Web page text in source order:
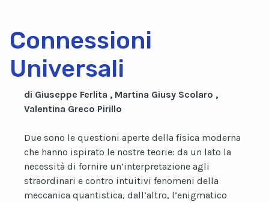
Connessioni
Universali
di Giuseppe Ferlita , Martina Giusy Scolaro ,
Valentina Greco Pirillo
Due sono le questioni aperte della fisica moderna
che hanno ispirato le nostre teorie: da un lato la
necessità di fornire un’interpretazione agli
straordinari e contro intuitivi fenomeni della
meccanica quantistica, dall’altro, l’enigmatico